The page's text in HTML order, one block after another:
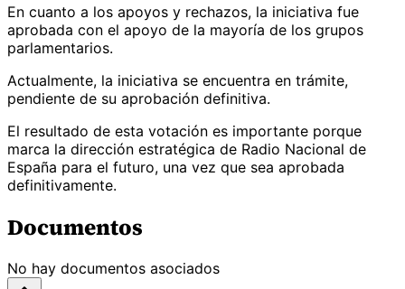
En cuanto a los apoyos y rechazos, la iniciativa fue
aprobada con el apoyo de la mayoría de los grupos
parlamentarios.
Actualmente, la iniciativa se encuentra en trámite,
pendiente de su aprobación definitiva.
El resultado de esta votación es importante porque
marca la dirección estratégica de Radio Nacional de
España para el futuro, una vez que sea aprobada
definitivamente.
Documentos
No hay documentos asociados